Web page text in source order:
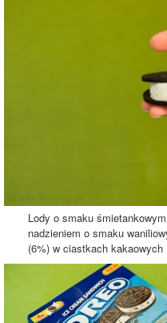
Lody o smaku
nadzieniem o smaku
(6%) w ciastkach kakaowych